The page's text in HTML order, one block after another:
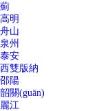
薊
高明
舟山
泉州
泰安
西雙版納
邵陽
韶關(guān)
麗江